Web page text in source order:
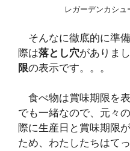
レガーデンカシ
そんなに徹底的に準
際は落とし穴がありま
限の表示です。。。
食べ物は賞味期限を
でも一緒なので、元々
際に生産日と賞味期限
ため、わたしたちはて